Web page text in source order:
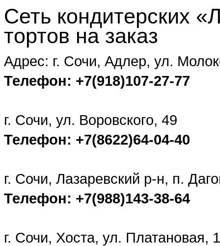
Сеть кондитерских
тортов на заказ
Адрес: г. Сочи, Адлер, ул.
Телефон: +7(918)107-27-77
г. Сочи, ул. Воровского, 49
Телефон: +7(8622)64-04-40
г. Сочи, Лазаревский р-н, п.
Телефон: +7(988)143-38-64
г. Сочи, Хоста, ул. Платановая,